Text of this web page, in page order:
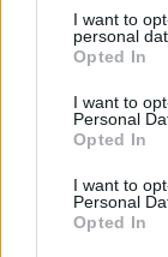
not limited to
grant or deny
use your data
consent section.
I want to
personal
Opted In
I want to
Personal
Opted In
I want to
Personal
Opted In
Online-on,
Szerző